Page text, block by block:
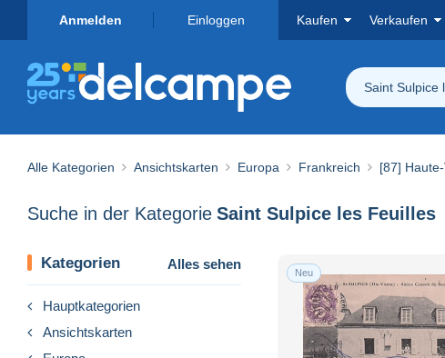
Anmelden Einloggen Kaufen Verkaufen
Saint Sulpice
Alle Kategorien Ansichtskarten Europa Frankreich [87]
Suche in der Kategorie Saint Sulpice les Feuilles
Kategorien Alles sehen
Hauptkategorien
Ansichtskarten
Neu